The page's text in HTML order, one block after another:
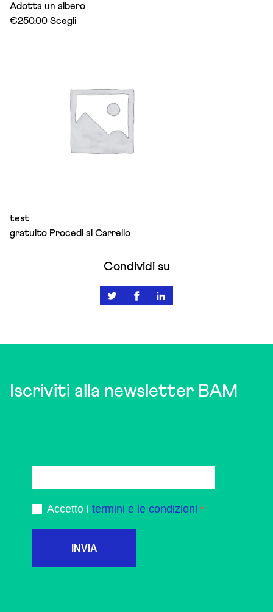
Adotta un albero
€250.00 ScegliThis
The
options
may
chosen
test
gratuito Procedi al Carrello
Condividi su
Iscriviti alla newsletter BAM
Accetto i termini e le condizioni
INVIA